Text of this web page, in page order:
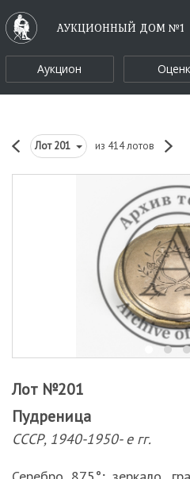
АУКЦИОННЫЙ ДОМ №1
Аукцион
Лот201 из 414 лотов
Лот №201
Пудреница
СССР, 1940-1950- е гг.